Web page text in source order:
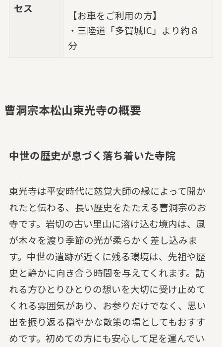
セス
【お車をご利用の方】
・三陸道「多賀城IC」より約８
分
曹洞宗本松山東光寺の概要
中世の歴史が息づく落ち着いた寺院
東光寺は平安時代に慈覚大師の縁によって開か
れたと伝わる、長い歴史をたたえる曹洞宗のお
寺です。岩切の古い里山に溶け込む境内は、風
が木々を渡り季節の光が柔らかく差し込みま
す。中世の遺跡が近くに残る環境は、先祖や歴
史と静かに向き合う時間を与えてくれます。訪
れる方ひとりひとりの想いを大切に受け止めて
くれる雰囲気があり、お参りだけでなく、思い
出を振り返る穏やかな散策の場としてもおすす
めです。初めての方にも安心して足を運んでい